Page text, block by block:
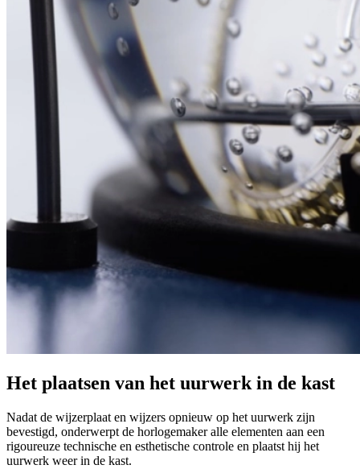
Het plaatsen van het uurwerk in de kast
Nadat de wijzerplaat en wijzers opnieuw op het uurwerk zijn
bevestigd, onderwerpt de horlogemaker alle elementen aan een
rigoureuze technische en esthetische controle en plaatst hij het
uurwerk weer in de kast.